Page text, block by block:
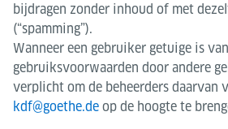
bijdragen zonder inhoud of met
(“spamming”).
Wanneer een gebruiker getuige is
gebruiksvoorwaarden door andere
verplicht om de beheerders daarvan
kdf@goethe.deop de hoogte te